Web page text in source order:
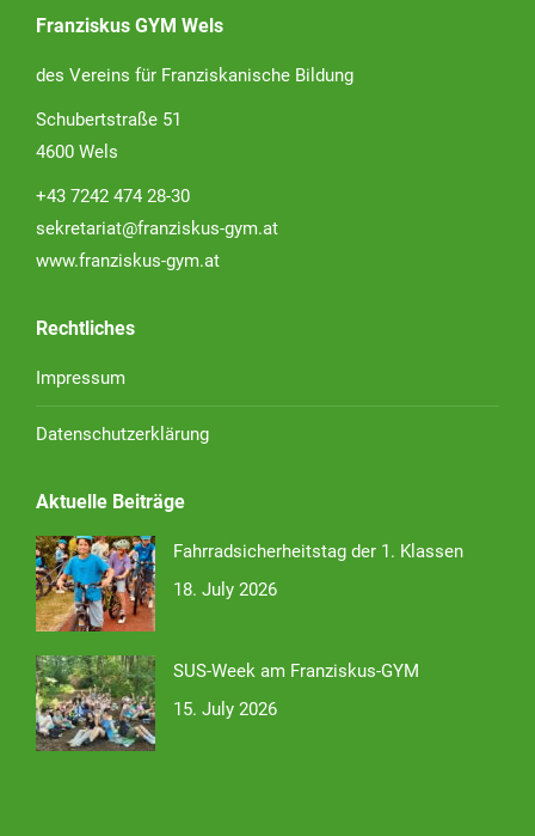
Franziskus GYM Wels
des Vereins für Franziskanische Bildung
Schubertstraße 51
4600 Wels
+43 7242 474 28-30
sekretariat@franziskus-gym.at
www.franziskus-gym.at
Rechtliches
Impressum
Datenschutzerklärung
Aktuelle Beiträge
Fahrradsicherheitstag der 1. Klassen
18. July 2026
SUS-Week am Franziskus-GYM
15. July 2026